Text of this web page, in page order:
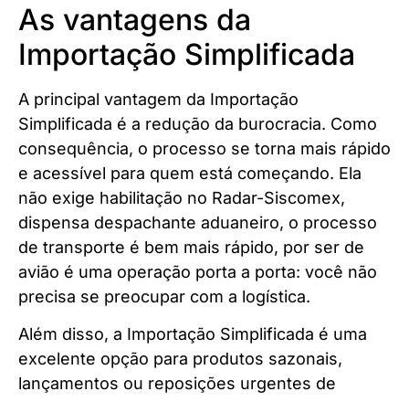
As vantagens da
Importação Simplificada
A principal vantagem da Importação
Simplificada é a redução da burocracia. Como
consequência, o processo se torna mais rápido
e acessível para quem está começando. Ela
não exige habilitação no Radar-Siscomex,
dispensa despachante aduaneiro, o processo
de transporte é bem mais rápido, por ser de
avião é uma operação porta a porta: você não
precisa se preocupar com a logística.
Além disso, a Importação Simplificada é uma
excelente opção para produtos sazonais,
lançamentos ou reposições urgentes de